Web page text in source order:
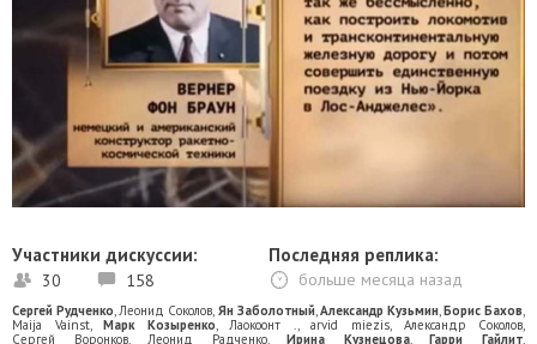
Участники дискуссии:
30 158
Последняя реплика:
больше месяца назад
Сергей Рудченко,Леонид Соколов, Ян Заболотный,Александр Кузьмин,Борис Бахов,
Maija Vainst,Марк Козыренко,Лаокоонт .,arvid miezis, Александр Соколов,
Сергей Воронков,Леонид Радченко,Ирина Кузнецова,Гарри Гайлит,